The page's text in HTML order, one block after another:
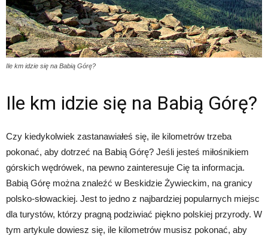
Ile km idzie się na Babią Górę?
Ile km idzie się na Babią Górę?
Czy kiedykolwiek zastanawiałeś się, ile kilometrów trzeba
pokonać, aby dotrzeć na Babią Górę? Jeśli jesteś miłośnikiem
górskich wędrówek, na pewno zainteresuje Cię ta informacja.
Babią Górę można znaleźć w Beskidzie Żywieckim, na granicy
polsko-słowackiej. Jest to jedno z najbardziej popularnych miejsc
dla turystów, którzy pragną podziwiać piękno polskiej przyrody. W
tym artykule dowiesz się, ile kilometrów musisz pokonać, aby